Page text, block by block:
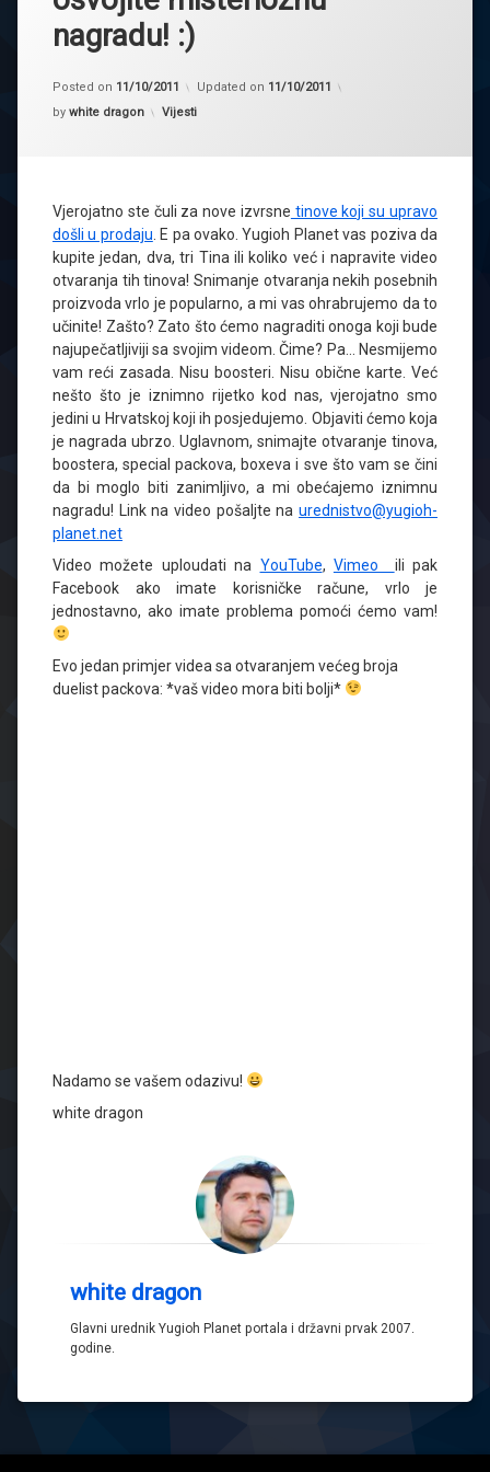
nagradu! :)
Posted on 11/10/2011 Updated on 11/10/2011
by white dragon Kategorije:
Vijesti
Vjerojatno ste čuli za nove izvrsne tinove koji su upravo
došli u prodaju . E pa ovako. Yugioh Planet vas poziva da
kupite jedan, dva, tri Tina ili koliko već i napravite video
otvaranja tih tinova! Snimanje otvaranja nekih posebnih
proizvoda vrlo je popularno, a mi vas ohrabrujemo da to
učinite! Zašto? Zato što ćemo nagraditi onoga koji bude
najupečatljiviji sa svojim videom. Čime? Pa… Nesmijemo
vam reći zasada. Nisu boosteri. Nisu obične karte. Već
nešto što je iznimno rijetko kod nas, vjerojatno smo
jedini u Hrvatskoj koji ih posjedujemo. Objaviti ćemo koja
je nagrada ubrzo. Uglavnom, snimajte otvaranje tinova,
boostera, special packova, boxeva i sve što vam se čini
da bi moglo biti zanimljivo, a mi obećajemo iznimnu
nagradu! Link na video pošaljte na urednistvo@yugioh-
planet.net
Video možete uploudati na YouTube, Vimeo ili pak
Facebook ako imate korisničke račune, vrlo je
jednostavno, ako imate problema pomoći ćemo vam!
Evo jedan primjer videa sa otvaranjem većeg broja
duelist packova: *vaš video mora biti bolji*
Nadamo se vašem odazivu!
white dragon
white dragon
Glavni urednik Yugioh Planet portala i državni prvak 2007.
godine.